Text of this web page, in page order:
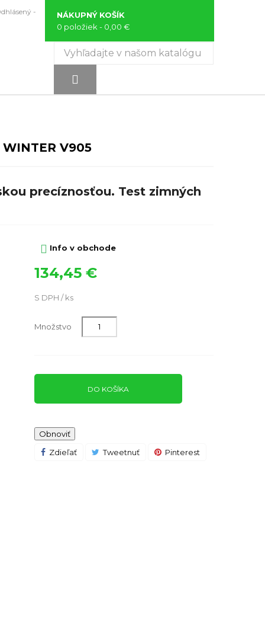
-
NÁKUPNÝ KOŠÍK
0 položiek - 0,00 €

V905
precíznosťou. Test zimných
 Info v obchode
134,45 €
S DPH / ks
Množstvo
DO KOŠÍKA
Zdieľať Tweetnuť Pinterest